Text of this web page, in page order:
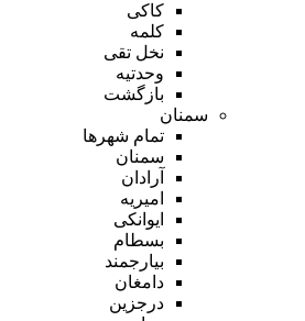
کاکی
کلمه
نخل تقی
وحدتیه
بازگشت
سمنان
تمام شهر‌ها
سمنان
آرادان
امیریه
ایوانکی
بسطام
بیارجمند
دامغان
درجزین